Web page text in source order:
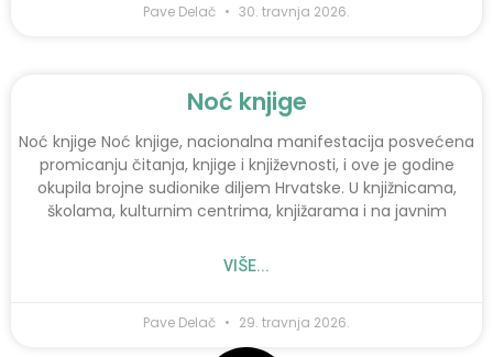
Pave Delač 30. travnja 2026.
Noć knjige
Noć knjige Noć knjige, nacionalna manifestacija posvećena
promicanju čitanja, knjige i književnosti, i ove je godine
okupila brojne sudionike diljem Hrvatske. U knjižnicama,
školama, kulturnim centrima, knjižarama i na javnim
VIŠE...
Pave Delač 29. travnja 2026.